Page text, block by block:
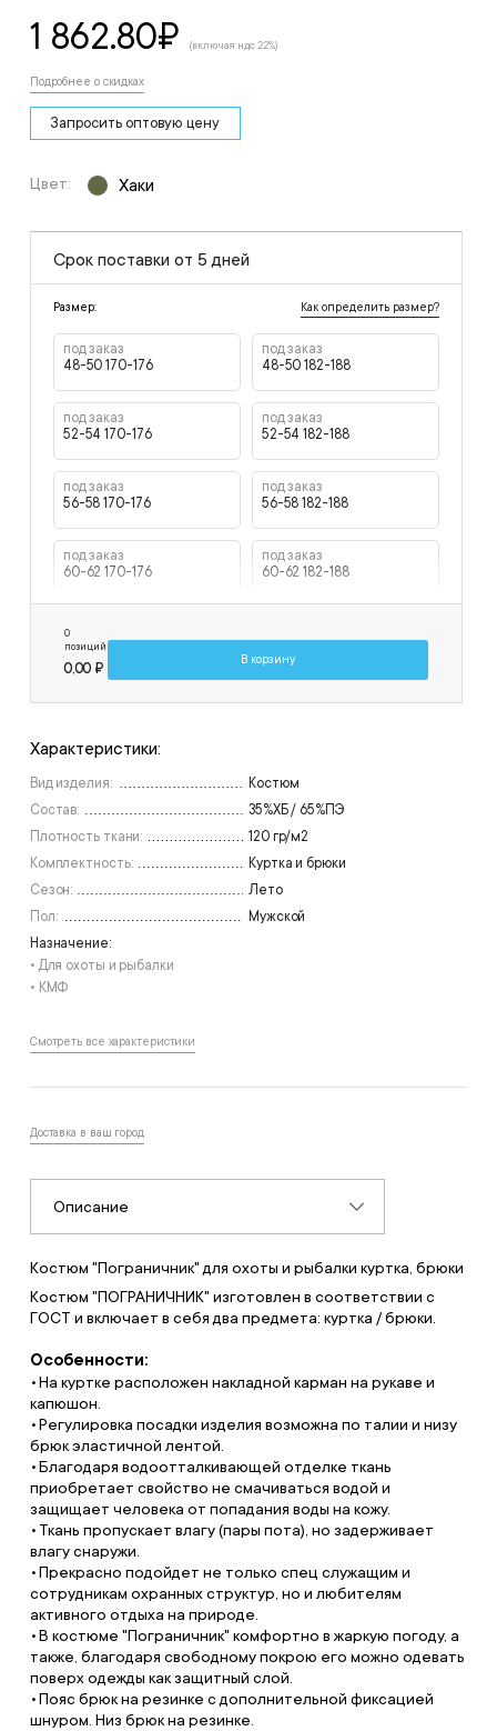
1 862.80₽ (включая ндс 22%)
Подробнее о скидках
Запросить оптовую цену
Цвет: Хаки
Срок поставки от 5 дней
Размер: Как определить размер?
под заказ
48-50 170-176
под заказ
48-50 182-188
под заказ
52-54 170-176
под заказ
52-54 182-188
под заказ
56-58 170-176
под заказ
56-58 182-188
под заказ
60-62 170-176
под заказ
60-62 182-188
0
позиций
0,00 ₽
В корзину
Характеристики:
Вид изделия:
Костюм
Состав:
35%ХБ / 65%ПЭ
Плотность ткани:
120 гр/м2
Комплектность:
Куртка и брюки
Сезон:
Лето
Пол:
Мужской
Назначение:
• Для охоты и рыбалки
• КМФ
Смотреть все характеристики
Доставка в ваш город
Описание
Костюм "Пограничник" для охоты и рыбалки куртка, брюки
Костюм "ПОГРАНИЧНИК" изготовлен в соответствии с
ГОСТ и включает в себя два предмета: куртка / брюки.
Особенности:
На куртке расположен накладной карман на рукаве и
капюшон.
Регулировка посадки изделия возможна по талии и низу
брюк эластичной лентой.
Благодаря водоотталкивающей отделке ткань
приобретает свойство не смачиваться водой и
защищает человека от попадания воды на кожу.
Ткань пропускает влагу (пары пота), но задерживает
влагу снаружи.
Прекрасно подойдет не только спец служащим и
сотрудникам охранных структур, но и любителям
активного отдыха на природе.
В костюме "Пограничник" комфортно в жаркую погоду, а
также, благодаря свободному покрою его можно одевать
поверх одежды как защитный слой.
Пояс брюк на резинке с дополнительной фиксацией
шнуром. Низ брюк на резинке.